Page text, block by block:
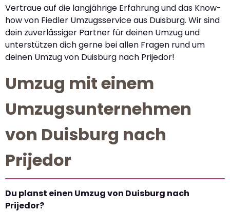
Vertraue auf die langjährige Erfahrung und das Know-
how von Fiedler Umzugsservice aus Duisburg. Wir sind
dein zuverlässiger Partner für deinen Umzug und
unterstützen dich gerne bei allen Fragen rund um
deinen Umzug von Duisburg nach Prijedor!
Umzug mit einem
Umzugsunternehmen
von Duisburg nach
Prijedor
Du planst einen Umzug von Duisburg nach
Prijedor?